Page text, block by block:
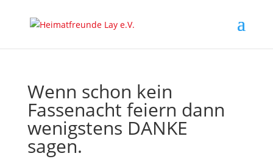
Wenn schon kein
Fassenacht feiern dann
wenigstens DANKE
sagen.